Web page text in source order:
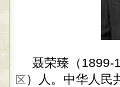
聂荣臻（1899-
区 ）人。中华人民